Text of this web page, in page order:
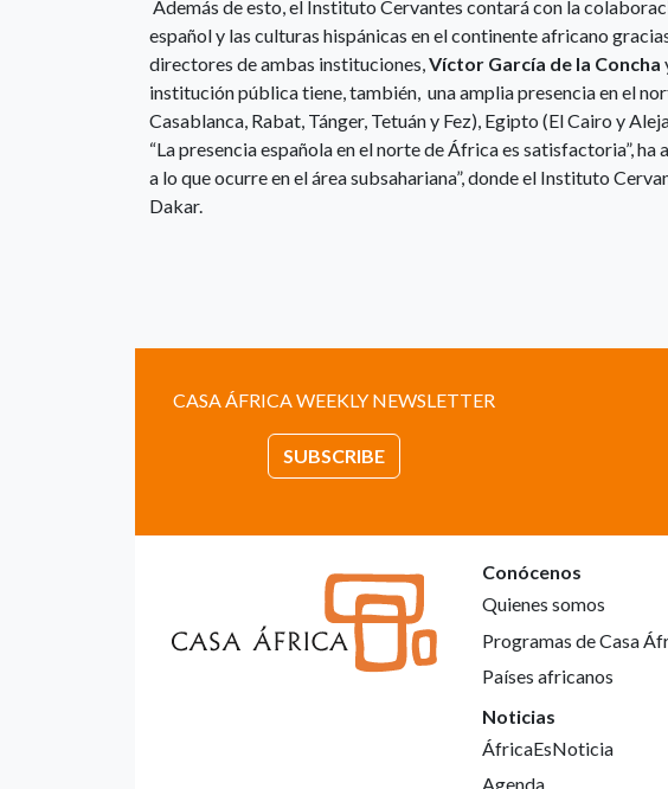
Además de esto, el Instituto Cervantes contará con la
español y las culturas hispánicas en el continente africano
directores de ambas instituciones,Víctor García de la Concha
institución pública tiene, también, una amplia presencia en el
Casablanca, Rabat, Tánger, Tetuán y Fez), Egipto (El Cairo y
“La presencia española en el norte de África es satisfactoria”,
a lo que ocurre en el área subsahariana”, donde el Instituto
Dakar.
CASA ÁFRICA WEEKLY NEWSLETTER
SUBSCRIBE
Conócenos
Quienes somos
Programas de Casa
Países africanos
Noticias
ÁfricaEsNoticia
Agenda